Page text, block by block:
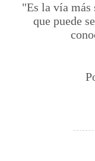
"Es la vía
que puede